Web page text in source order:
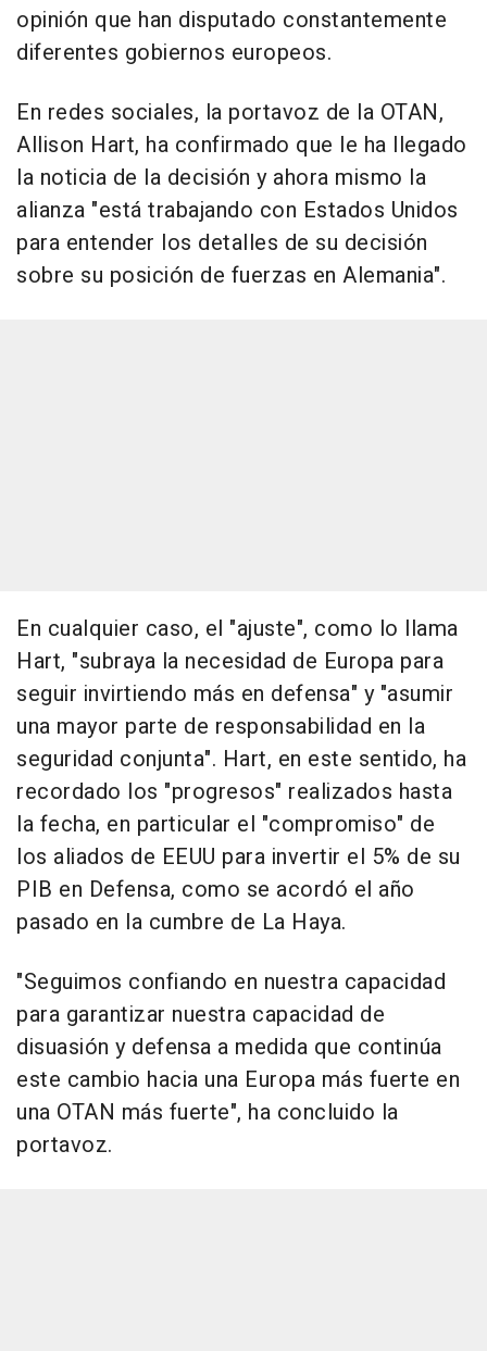
opinión que han disputado constantemente
diferentes gobiernos europeos.
En redes sociales, la portavoz de la OTAN,
Allison Hart, ha confirmado que le ha llegado
la noticia de la decisión y ahora mismo la
alianza "está trabajando con Estados Unidos
para entender los detalles de su decisión
sobre su posición de fuerzas en Alemania".
En cualquier caso, el "ajuste", como lo llama
Hart, "subraya la necesidad de Europa para
seguir invirtiendo más en defensa" y "asumir
una mayor parte de responsabilidad en la
seguridad conjunta". Hart, en este sentido, ha
recordado los "progresos" realizados hasta
la fecha, en particular el "compromiso" de
los aliados de EEUU para invertir el 5% de su
PIB en Defensa, como se acordó el año
pasado en la cumbre de La Haya.
"Seguimos confiando en nuestra capacidad
para garantizar nuestra capacidad de
disuasión y defensa a medida que continúa
este cambio hacia una Europa más fuerte en
una OTAN más fuerte", ha concluido la
portavoz.